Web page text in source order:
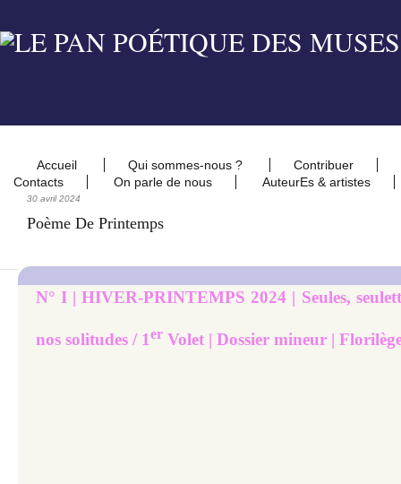
Accueil Qui sommes-nous ?
Contribuer
Contacts
On parle de nous AuteurEs & artistes
30 avril 2024
Poème De Printemps
N° I | HIVER-PRINTEMPS 2024 | Seules,
nos solitudes / 1er Volet | Dossier mineur |